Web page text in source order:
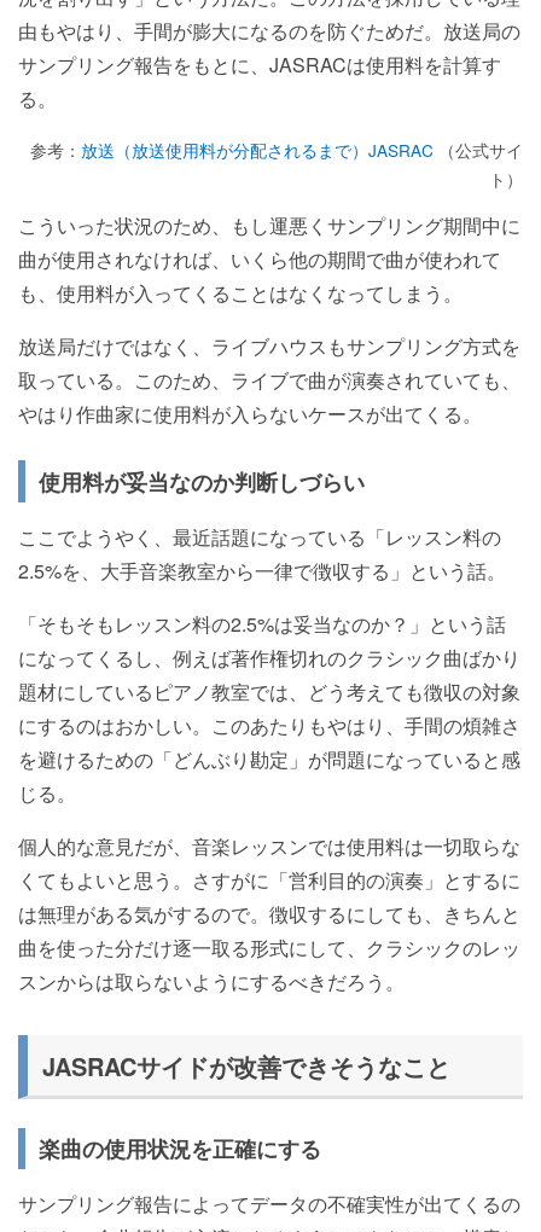
由もやはり、手間が膨大になるのを防ぐためだ。放送局の
サンプリング報告をもとに、JASRACは使用料を計算す
る。
参考： 放送（放送使用料が分配されるまで）JASRAC （公式サイ
ト）
こういった状況のため、もし運悪くサンプリング期間中に
曲が使用されなければ、いくら他の期間で曲が使われて
も、使用料が入ってくることはなくなってしまう。
放送局だけではなく、ライブハウスもサンプリング方式を
取っている。このため、ライブで曲が演奏されていても、
やはり作曲家に使用料が入らないケースが出てくる。
使用料が妥当なのか判断しづらい
ここでようやく、最近話題になっている「レッスン料の
2.5%を、大手音楽教室から一律で徴収する」という話。
「そもそもレッスン料の2.5%は妥当なのか？」という話
になってくるし、例えば著作権切れのクラシック曲ばかり
題材にしているピアノ教室では、どう考えても徴収の対象
にするのはおかしい。このあたりもやはり、手間の煩雑さ
を避けるための「どんぶり勘定」が問題になっていると感
じる。
個人的な意見だが、音楽レッスンでは使用料は一切取らな
くてもよいと思う。さすがに「営利目的の演奏」とするに
は無理がある気がするので。徴収するにしても、きちんと
曲を使った分だけ逐一取る形式にして、クラシックのレッ
スンからは取らないようにするべきだろう。
JASRACサイドが改善できそうなこと
楽曲の使用状況を正確にする
サンプリング報告によってデータの不確実性が出てくるの